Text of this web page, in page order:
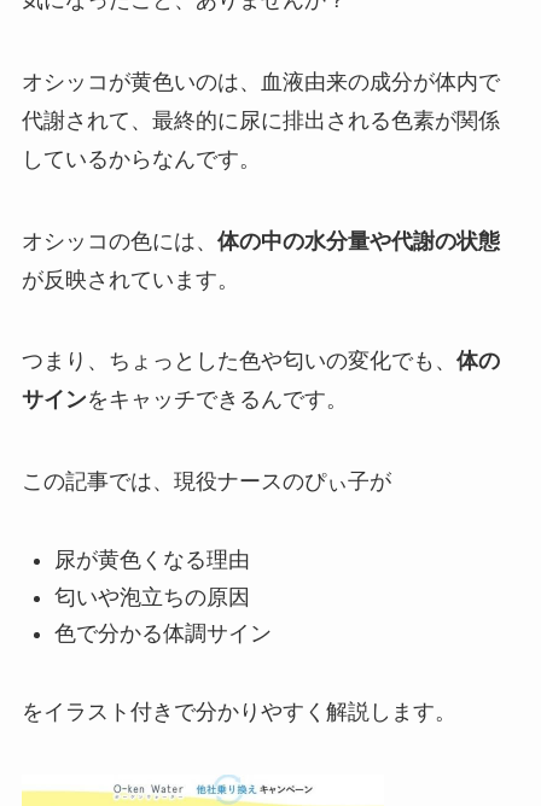
オシッコが黄色いのは、血液由来の成分が体内で
代謝されて、最終的に尿に排出される色素が関係
しているからなんです。
オシッコの色には、 体の中の水分量や代謝の状態
が反映されています。
つまり、ちょっとした色や匂いの変化でも、 体の
サインをキャッチできるんです。
この記事では、現役ナースのぴぃ子が
尿が黄色くなる理由
匂いや泡立ちの原因
色で分かる体調サイン
をイラスト付きで分かりやすく解説します。